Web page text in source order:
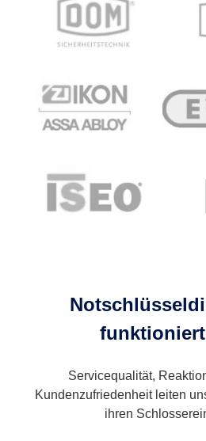
Servicequalität,
Kundenzufriedenheit leiten
ihren